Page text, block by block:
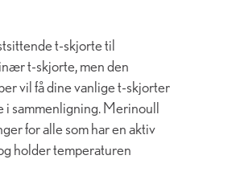
t-skjorte til
t-skjorte, men den
vil få dine vanlige t-skjorter
i sammenligning. Merinoull
for alle som har en aktiv
holder temperaturen